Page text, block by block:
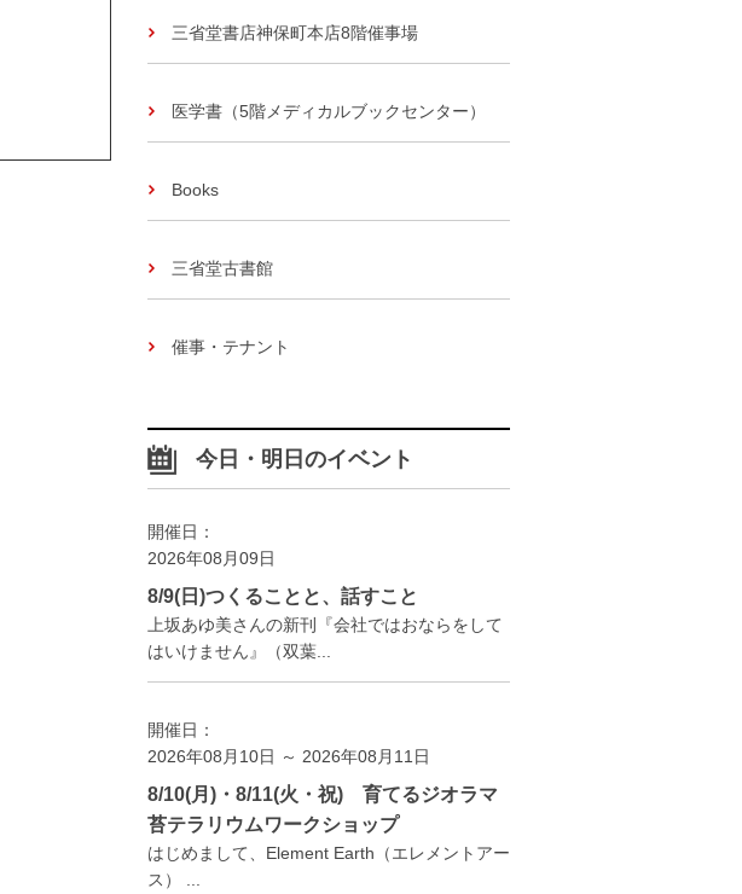
三省堂書店神保町本店8階催事場
医学書（5階メディカルブックセンター）
Books
三省堂古書館
催事・テナント
今日・明日のイベント
開催日：
2026年08月09日
8/9(日)つくることと、話すこと
上坂あゆ美さんの新刊『会社ではおならをして
はいけません』（双葉...
開催日：
2026年08月10日 ～ 2026年08月11日
8/10(月)・8/11(火・祝) 育てるジオラマ
苔テラリウムワークショップ
はじめまして、Element Earth（エレメントアー
ス） ...